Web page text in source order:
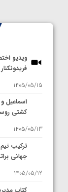
ویدیو
1405/05/15
اسماعیل
کشتی
1405/05/13
ترکیب
جهانی
1405/05/12